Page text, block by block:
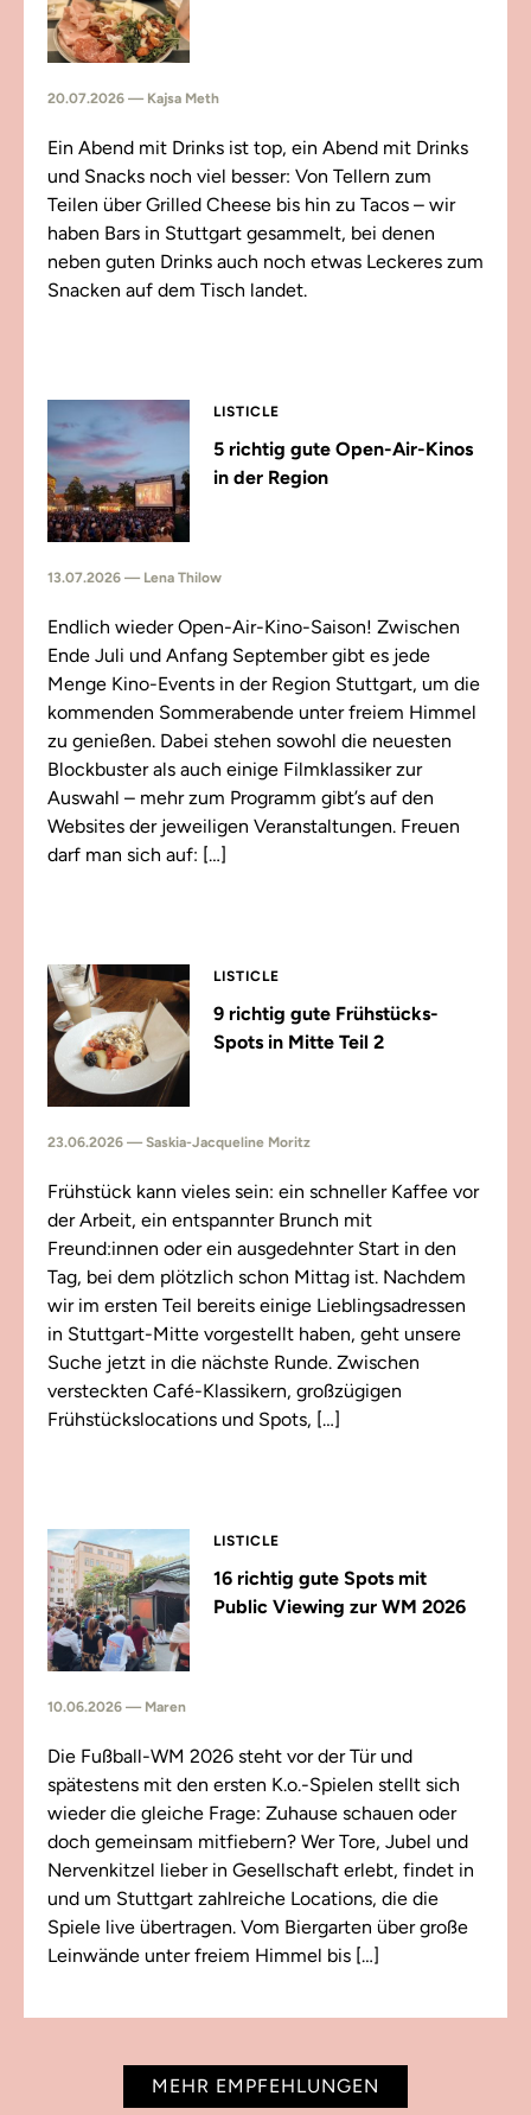
20.07.2026 — Kajsa Meth
Ein Abend mit Drinks ist top, ein Abend mit Drinks
und Snacks noch viel besser: Von Tellern zum
Teilen über Grilled Cheese bis hin zu Tacos – wir
haben Bars in Stuttgart gesammelt, bei denen
neben guten Drinks auch noch etwas Leckeres zum
Snacken auf dem Tisch landet.
LISTICLE
5 richtig gute Open-Air-Kinos
in der Region
13.07.2026 — Lena Thilow
Endlich wieder Open-Air-Kino-Saison! Zwischen
Ende Juli und Anfang September gibt es jede
Menge Kino-Events in der Region Stuttgart, um die
kommenden Sommerabende unter freiem Himmel
zu genießen. Dabei stehen sowohl die neuesten
Blockbuster als auch einige Filmklassiker zur
Auswahl – mehr zum Programm gibt’s auf den
Websites der jeweiligen Veranstaltungen. Freuen
darf man sich auf: […]
LISTICLE
9 richtig gute Frühstücks-
Spots in Mitte Teil 2
23.06.2026 — Saskia-Jacqueline Moritz
Frühstück kann vieles sein: ein schneller Kaffee vor
der Arbeit, ein entspannter Brunch mit
Freund:innen oder ein ausgedehnter Start in den
Tag, bei dem plötzlich schon Mittag ist. Nachdem
wir im ersten Teil bereits einige Lieblingsadressen
in Stuttgart-Mitte vorgestellt haben, geht unsere
Suche jetzt in die nächste Runde. Zwischen
versteckten Café-Klassikern, großzügigen
Frühstückslocations und Spots, […]
LISTICLE
16 richtig gute Spots mit
Public Viewing zur WM 2026
10.06.2026 — Maren
Die Fußball-WM 2026 steht vor der Tür und
spätestens mit den ersten K.o.-Spielen stellt sich
wieder die gleiche Frage: Zuhause schauen oder
doch gemeinsam mitfiebern? Wer Tore, Jubel und
Nervenkitzel lieber in Gesellschaft erlebt, findet in
und um Stuttgart zahlreiche Locations, die die
Spiele live übertragen. Vom Biergarten über große
Leinwände unter freiem Himmel bis […]
MEHR EMPFEHLUNGEN